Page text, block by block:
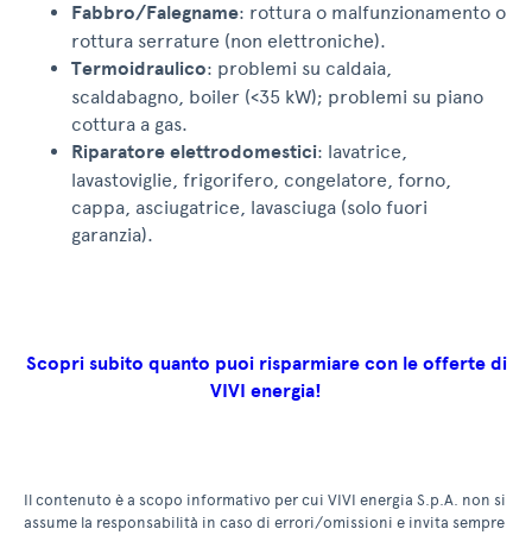
Fabbro/Falegname: rottura o malfunzionamento o
rottura serrature (non elettroniche).
Termoidraulico: problemi su caldaia,
scaldabagno, boiler (<35 kW); problemi su piano
cottura a gas.
Riparatore elettrodomestici: lavatrice,
lavastoviglie, frigorifero, congelatore, forno,
cappa, asciugatrice, lavasciuga (solo fuori
garanzia).
Scopri subito quanto puoi risparmiare con le offerte di
VIVI energia!
Il contenuto è a scopo informativo per cui VIVI energia S.p.A. non si
assume la responsabilità in caso di errori/omissioni e invita sempre